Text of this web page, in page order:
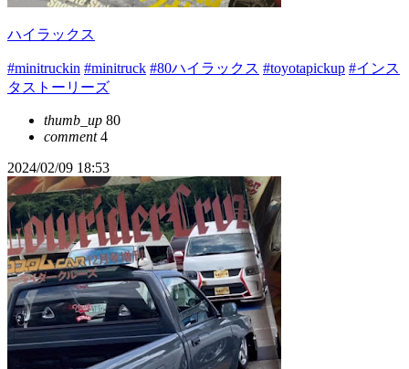
ハイラックス
#minitruckin #minitruck #80ハイラックス #toyotapickup #インス
タストーリーズ
thumb_up 80
comment4
2024/02/09 18:53